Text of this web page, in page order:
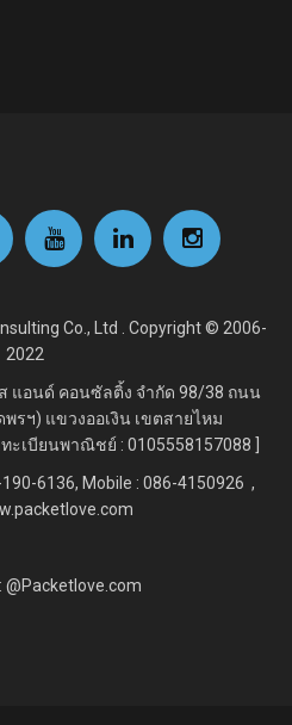
Co., Ltd . Copyright © 2006-
2022
แอนด์ คอนซัลติ้ง จำกัด 98/38 ถนน
รฯ) แขวงออเงิน เขตสายไหม
ะเบียนพาณิชย์ : 0105558157088 ]
190-6136, Mobile : 086-4150926 ,
@Packetlove.com